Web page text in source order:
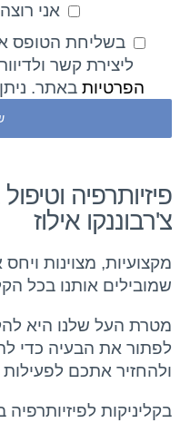
אני
בשליחת הטופס
ליצירת קשר
הפרטיות באתר.
פיזיותרפיה
צ'רבוננקו אילוז
מקצועיות, מצוינות
שמובילים אותנו בכל
מטרת העל שלנו היא
לפתור את הבעיה כדי
ולהחזיר אתכם
בקליניקות